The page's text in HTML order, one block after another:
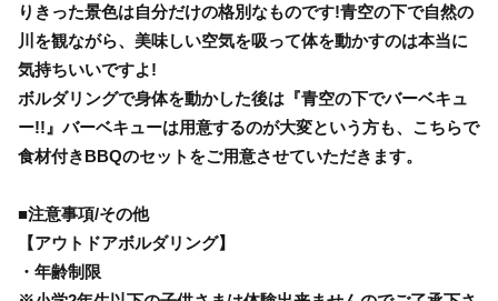
りきった景色は自分だけの格別なものです!青空の下で自然の
川を観ながら、美味しい空気を吸って体を動かすのは本当に
気持ちいいですよ!
ボルダリングで身体を動かした後は『青空の下でバーベキュ
ー!!』バーベキューは用意するのが大変という方も、こちらで
食材付きBBQのセットをご用意させていただきます。
■注意事項/その他
【アウトドアボルダリング】
・年齢制限